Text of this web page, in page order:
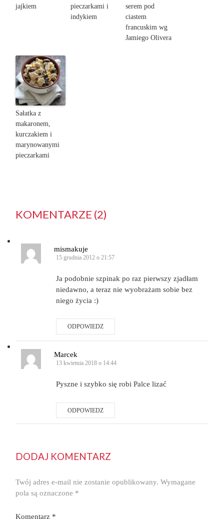
jajkiem
pieczarkami i
indykiem
serem pod
ciastem
francuskim wg
Jamiego Olivera
Sałatka z
makaronem,
kurczakiem i
marynowanymi
pieczarkami
KOMENTARZE (2)
mismakuje
15 grudnia 2012 o 21:57
Ja podobnie szpinak po raz pierwszy zjadłam
niedawno, a teraz nie wyobrażam sobie bez
niego życia :)
ODPOWIEDZ
Marcek
13 kwietnia 2018 o 14:44
Pyszne i szybko się robi Palce lizać
ODPOWIEDZ
DODAJ KOMENTARZ
Twój adres e-mail nie zostanie opublikowany. Wymagane
pola są oznaczone *
Komentarz *